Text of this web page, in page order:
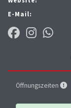
E-Mail:
Öffnungszeiten